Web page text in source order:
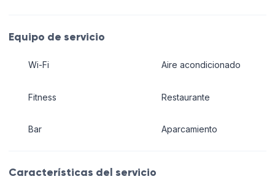
Equipo de servicio
Wi-Fi
Fitness
Bar
Aire acondicionado
Restaurante
Aparcamiento
Características del servicio